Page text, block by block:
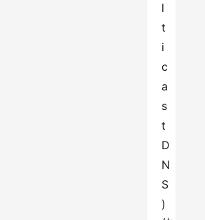
l
t
i
c
a
s
t
D
N
S
)